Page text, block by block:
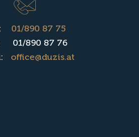
01/890 87 75
01/890 87 76
office@duzis.at